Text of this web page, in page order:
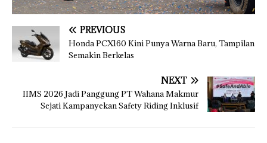
PREVIOUS
Honda PCX160 Kini Punya Warna Baru, Tampilan
Semakin Berkelas
NEXT
IIMS 2026 Jadi Panggung PT Wahana Makmur
Sejati Kampanyekan Safety Riding Inklusif